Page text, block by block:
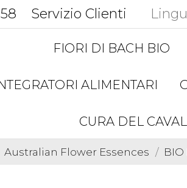
Servizio Clienti
FIORI DI BACH BIO
ALIMENTARI
CURA DEL
Australian Flower Essences